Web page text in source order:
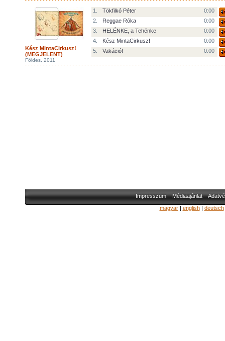
Kész MintaCirkusz!
(MEGJELENT)
Földes, 2011
1. Tökfilkó Péter
0:00
2.
Reggae Róka
0:00
3.
HELÉNKE, a Tehénke
0:00
4.
Kész MintaCirkusz!
0:00
5.
Vakáció! 0:00
Impresszum Médiaajánlat
magyar| english| deutsch